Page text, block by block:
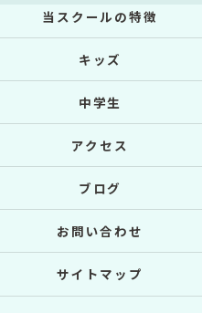
当スクールの特徴
キッズ
中学生
アクセス
ブログ
お問い合わせ
サイトマップ